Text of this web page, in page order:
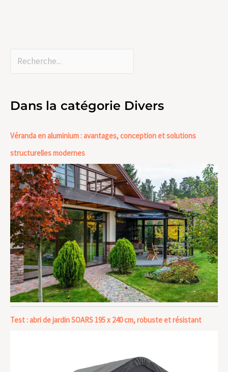
Dans la catégorie Divers
Véranda en aluminium : avantages, conception et solutions
structurelles modernes
Test : abri de jardin SOARS 195 x 240 cm, robuste et résistant